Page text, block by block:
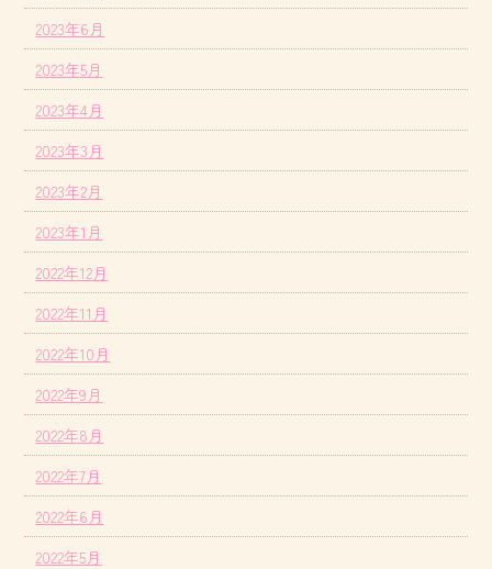
2023年6月
2023年5月
2023年4月
2023年3月
2023年2月
2023年1月
2022年12月
2022年11月
2022年10月
2022年9月
2022年8月
2022年7月
2022年6月
2022年5月